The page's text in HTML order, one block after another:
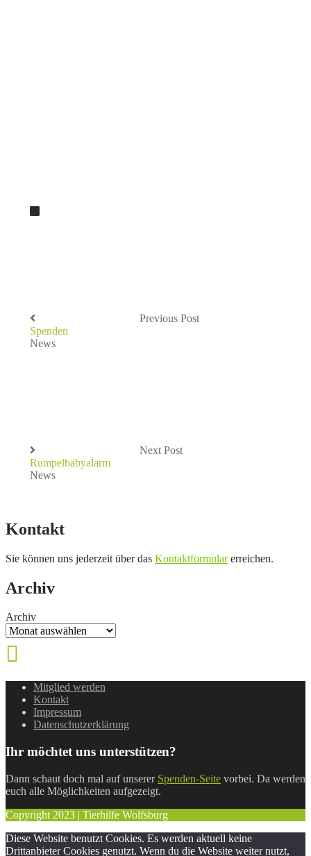
Previous Post
Spenden
News
Next Post
Rumpelbabyalarm
News
Kontakt
Sie können uns jederzeit über das Kontaktformularerreichen.
Archiv
Archiv
Mitglied werden
Kontakt
Impressum
Datenschutzerklärung
Ihr möchtet uns unterstützen?
Dann schaut doch mal auf unserer Spenden-Seite vorbei. Da werden
euch alle Möglichkeiten aufgezeigt.
Copyright 2023 | Tierhilfe Wolfsburg
Diese Website benutzt Cookies. Es werden aktuell keine
Drittanbieter Cookies genutzt. Wenn du die Website weiter nutzt,